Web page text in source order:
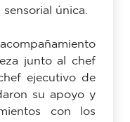
única.
junto al chef
ejecutivo de
su apoyo y
con los